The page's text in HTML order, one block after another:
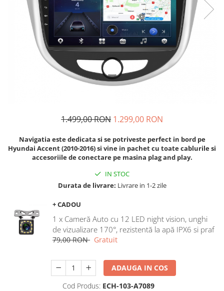
Navigatii Audi
Navigatii BMW
Navigatii Mercedes
Navigatii Fiat
Navigatii Nissan
Navigatii Citroen
Navigatii Mitsubishi
Navigatii KIA
Navigatii Renault
Navigatii Chevrolet
Navigatii Honda
Navigatii Jeep
Navigatii Land Rover
Navigatii Iveco
1.499,00 RON 1.299,00 RON
Navigatia este dedicata si se potriveste perfect in bord pe
Hyundai Accent (2010-2016)si vine in pachet cu toate cablurile si
accesoriile de conectare pe masina plag and play.
IN STOC
Durata de livrare: Livrare in 1-2 zile
+ CADOU
1 x Cameră Auto cu 12 LED night vision, unghi
de vizualizare 170°, rezistentă la apă IPX6 si praf
79,00 RON Gratuit
ADAUGA IN COS
Cod Produs: ECH-103-A7089